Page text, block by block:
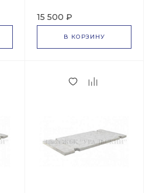
15 500 ₽
В КОРЗИНУ